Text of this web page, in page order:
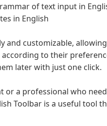
of text input in
in English
and customizable,
to their
later with just one click.
or a professional who
Toolbar is a useful tool